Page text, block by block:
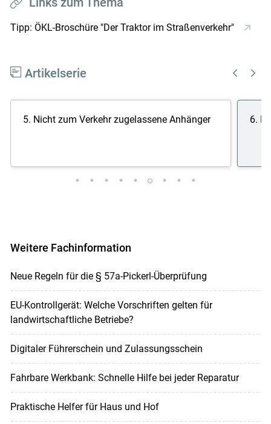
Tipp: ÖKL-Broschüre "Der Traktor im Straßenverkehr"
Artikelserie
5. Nicht zum Verkehr zugelassene Anhänger 6.
Weitere Fachinformation
Neue Regeln für die § 57a-Pickerl-Überprüfung
EU-Kontrollgerät: Welche Vorschriften gelten für
landwirtschaftliche Betriebe?
Digitaler Führerschein und Zulassungsschein
Fahrbare Werkbank: Schnelle Hilfe bei jeder Reparatur
Praktische Helfer für Haus und Hof